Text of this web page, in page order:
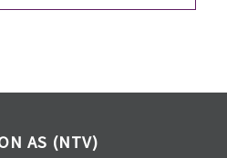
AS (NTV)